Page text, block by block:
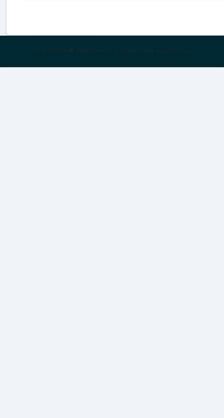
2026 WPAll ❤ WordPress © Все права защищены.